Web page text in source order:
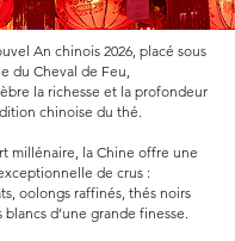
An chinois 2026, placé sous
du Cheval de Feu,
la richesse et la profondeur
chinoise du thé.
millénaire, la Chine offre une
de crus :
oolongs raffinés, thés noirs
d’une grande finesse.